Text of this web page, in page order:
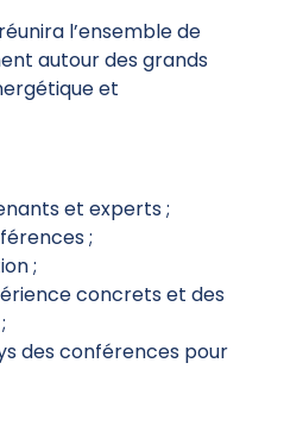
l’ensemble de
autour des grands
et
et experts ;
;
;
concrets et des
des conférences pour